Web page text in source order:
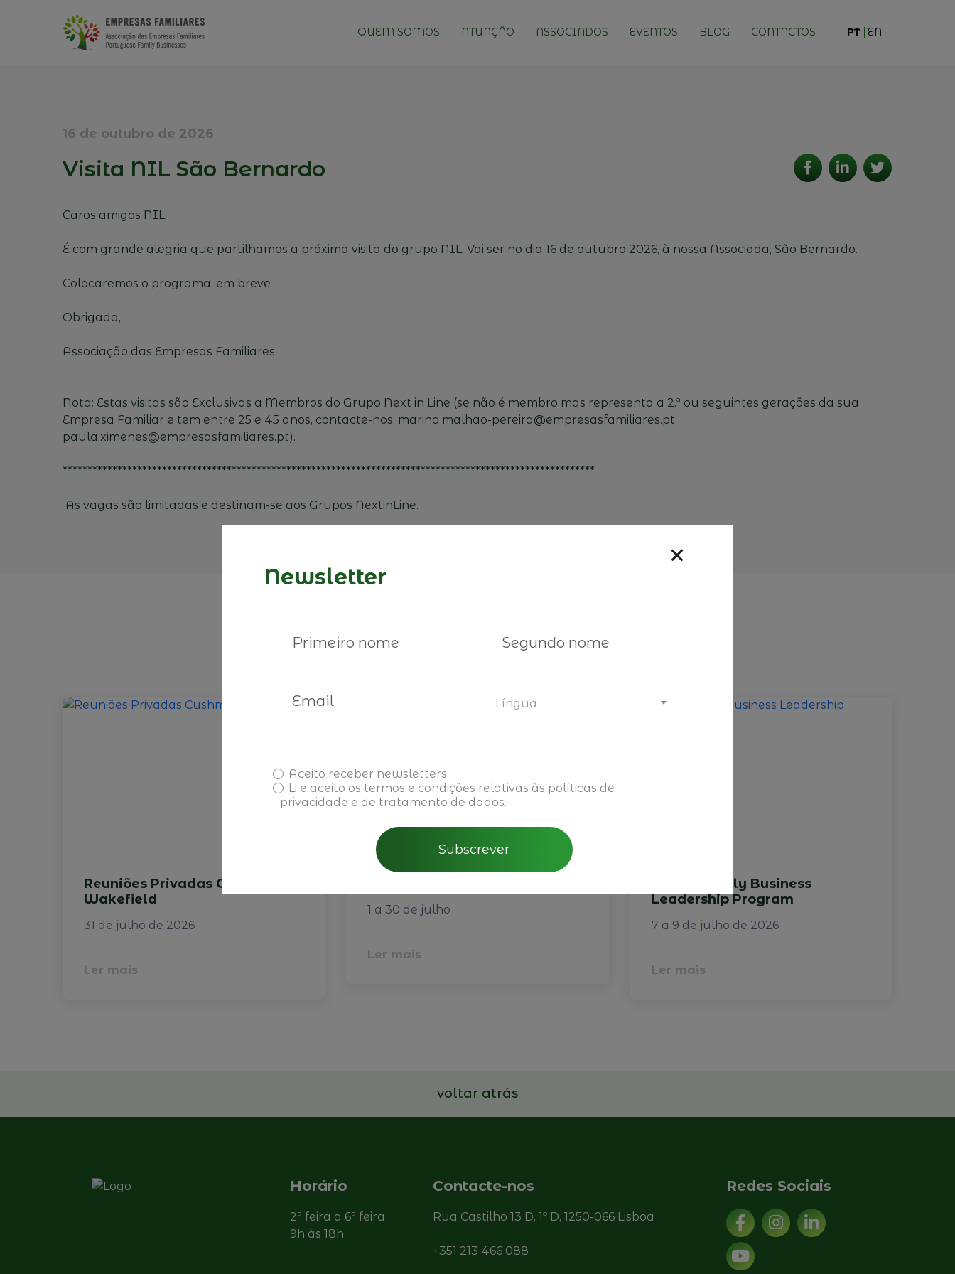
QUEM SOMOS ATUAÇÃO ASSOCIADOS EVENTOS BLOG CONTACTOS PT EN
16 de outubro de 2026
Visita NIL São Bernardo
Caros amigos NIL,
É com grande alegria que partilhamos a próxima visita do grupo NIL. Vai ser no dia 16 de outubro 2026, à nossa Associada, São Bernardo.
Colocaremos o programa: em breve
Obrigada,
Associação das Empresas Familiares
Nota: Estas visitas são Exclusivas a Membros do Grupo Next in Line (se não é membro mas representa a 2.ª ou seguintes gerações da sua
Empresa Familiar e tem entre 25 e 45 anos, contacte-nos: marina.malhao-pereira@empresasfamiliares.pt,
paula.ximenes@empresasfamiliares.pt).
***********************************************************************************************************
As vagas são limitadas e destinam-se aos Grupos NextinLine.
Poderá também interessar-lhe
Reuniões Privadas Cushman &
Wakefield
31 de julho de 2026
Ler mais
1 a 30 de julho
Ler mais
AESE - Family Business
Leadership Program
7 a 9 de julho de 2026
Ler mais
voltar atrás
Horário
2ª feira a 6ª feira
9h às 18h
Contacte-nos
Rua Castilho 13 D, 1º D, 1250-066 Lisboa
+351 213 466 088
Redes Sociais
Newsletter
Língua
Aceito receber newsletters.
Li e aceito os termos e condições relativas às políticas de
privacidade e de tratamento de dados.
Subscrever